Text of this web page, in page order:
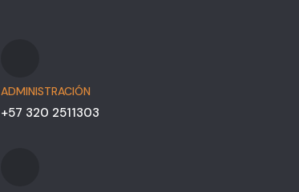
ADMINISTRACIÓN
+57 320 2511303